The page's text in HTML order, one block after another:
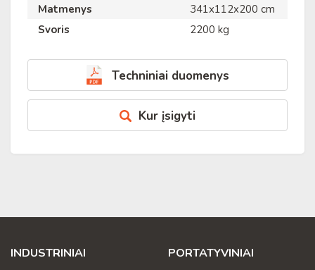
Matmenys
341x112x200 cm
Svoris
2200 kg
Techniniai duomenys
Kur įsigyti
INDUSTRINIAI PORTATYVINIAI